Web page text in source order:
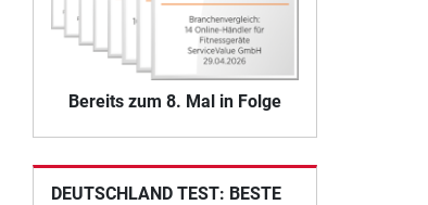
Bereits zum 8. Mal in Folge
DEUTSCHLAND TEST: BESTE